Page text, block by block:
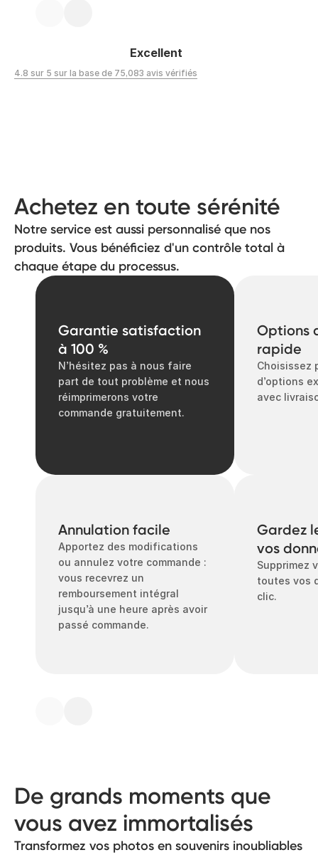
Excellent
4.8 sur 5 sur la base de 75,083 avis vérifiés
Achetez en toute sérénité
Notre service est aussi personnalisé que nos
produits. Vous bénéficiez d'un contrôle total à
chaque étape du processus.
Garantie satisfaction
à 100 %
N’hésitez pas à nous faire
part de tout problème et nous
réimprimerons votre
commande gratuitement.
Annulation facile
Apportez des modifications
ou annulez votre commande :
vous recevrez un
remboursement intégral
jusqu’à une heure après avoir
passé commande.
Options
rapide
Choisissez
d’options
avec
Gardez
vos
Supprimez
toutes vos
clic.
De grands moments que
vous avez immortalisés
Transformez vos photos en souvenirs inoubliables